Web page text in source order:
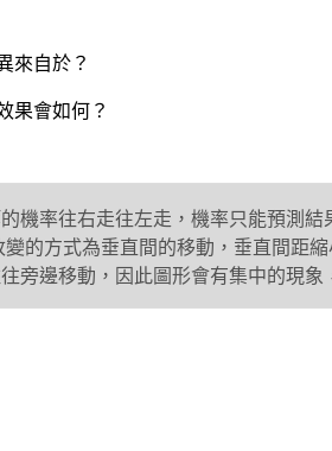
來自於？
果會如何？
機率往右走往左走，機率只能預測
的方式為垂直間的移動，垂直間距
旁邊移動，因此圖形會有集中的現